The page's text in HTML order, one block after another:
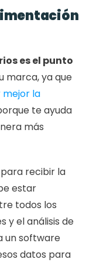
es el punto
marca, ya que
la
te ayuda
más
recibir la
estar
todos los
y el análisis de
un software
datos para